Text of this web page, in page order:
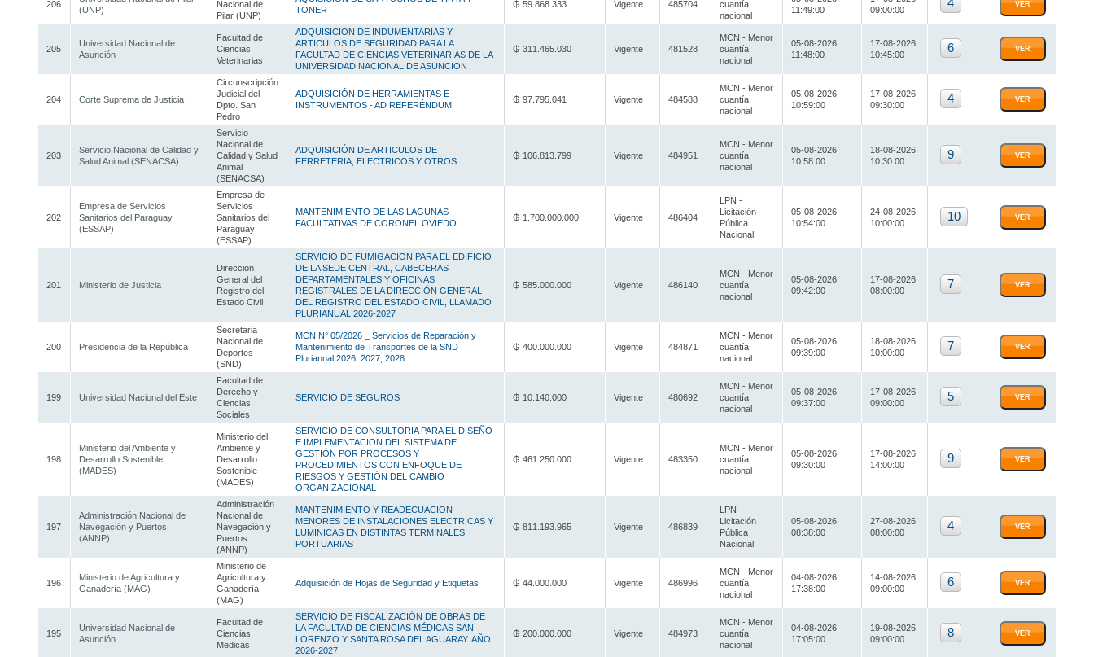
206
(UNP)
Nacional de
Pilar (UNP)
TONER
₲ 59.868.333 Vigente 485704
cuantía
nacional
11:49:00
09:00:00
4 VER
205
Universidad Nacional de
Asunción
Facultad de
Ciencias
Veterinarias
ADQUISICION DE INDUMENTARIAS Y
ARTICULOS DE SEGURIDAD PARA LA
FACULTAD DE CIENCIAS VETERINARIAS DE LA
UNIVERSIDAD NACIONAL DE ASUNCION
₲ 311.465.030 Vigente 481528
MCN - Menor
cuantía
nacional
05-08-2026
11:48:00
17-08-2026
10:45:00
6 VER
204 Corte Suprema de Justicia
Circunscripción
Judicial del
Dpto. San
Pedro
ADQUISICIÓN DE HERRAMIENTAS E
INSTRUMENTOS - AD REFERÉNDUM
₲ 97.795.041 Vigente 484588
MCN - Menor
cuantía
nacional
05-08-2026
10:59:00
17-08-2026
09:30:00
4 VER
203
Servicio Nacional de Calidad y
Salud Animal (SENACSA)
Servicio
Nacional de
Calidad y Salud
Animal
(SENACSA)
ADQUISICIÓN DE ARTICULOS DE
FERRETERIA, ELECTRICOS Y OTROS
₲ 106.813.799 Vigente 484951
MCN - Menor
cuantía
nacional
05-08-2026
10:58:00
18-08-2026
10:30:00
9 VER
202
Empresa de Servicios
Sanitarios del Paraguay
(ESSAP)
Empresa de
Servicios
Sanitarios del
Paraguay
(ESSAP)
MANTENIMIENTO DE LAS LAGUNAS
FACULTATIVAS DE CORONEL OVIEDO
₲ 1.700.000.000 Vigente 486404
LPN -
Licitación
Pública
Nacional
05-08-2026
10:54:00
24-08-2026
10:00:00
10 VER
201 Ministerio de Justicia
Direccion
General del
Registro del
Estado Civil
SERVICIO DE FUMIGACION PARA EL EDIFICIO
DE LA SEDE CENTRAL, CABECERAS
DEPARTAMENTALES Y OFICINAS
REGISTRALES DE LA DIRECCIÓN GENERAL
DEL REGISTRO DEL ESTADO CIVIL, LLAMADO
PLURIANUAL 2026-2027
₲ 585.000.000 Vigente 486140
MCN - Menor
cuantía
nacional
05-08-2026
09:42:00
17-08-2026
08:00:00
7 VER
200 Presidencia de la República
Secretaria
Nacional de
Deportes
(SND)
MCN N° 05/2026 _ Servicios de Reparación y
Mantenimiento de Transportes de la SND
Plurianual 2026, 2027, 2028
₲ 400.000.000 Vigente 484871
MCN - Menor
cuantía
nacional
05-08-2026
09:39:00
18-08-2026
10:00:00
7 VER
199 Universidad Nacional del Este
Facultad de
Derecho y
Ciencias
Sociales
SERVICIO DE SEGUROS ₲ 10.140.000 Vigente 480692
MCN - Menor
cuantía
nacional
05-08-2026
09:37:00
17-08-2026
09:00:00
5 VER
198
Ministerio del Ambiente y
Desarrollo Sostenible
(MADES)
Ministerio del
Ambiente y
Desarrollo
Sostenible
(MADES)
SERVICIO DE CONSULTORIA PARA EL DISEÑO
E IMPLEMENTACION DEL SISTEMA DE
GESTIÓN POR PROCESOS Y
PROCEDIMIENTOS CON ENFOQUE DE
RIESGOS Y GESTIÓN DEL CAMBIO
ORGANIZACIONAL
₲ 461.250.000 Vigente 483350
MCN - Menor
cuantía
nacional
05-08-2026
09:30:00
17-08-2026
14:00:00
9 VER
197
Administración Nacional de
Navegación y Puertos
(ANNP)
Administración
Nacional de
Navegación y
Puertos
(ANNP)
MANTENIMIENTO Y READECUACION
MENORES DE INSTALACIONES ELECTRICAS Y
LUMINICAS EN DISTINTAS TERMINALES
PORTUARIAS
₲ 811.193.965 Vigente 486839
LPN -
Licitación
Pública
Nacional
05-08-2026
08:38:00
27-08-2026
08:00:00
4 VER
196
Ministerio de Agricultura y
Ganadería (MAG)
Ministerio de
Agricultura y
Ganadería
(MAG)
Adquisición de Hojas de Seguridad y Etiquetas ₲ 44.000.000 Vigente 486996
MCN - Menor
cuantía
nacional
04-08-2026
17:38:00
14-08-2026
09:00:00
6 VER
195
Universidad Nacional de
Asunción
Facultad de
Ciencias
Medicas
SERVICIO DE FISCALIZACIÓN DE OBRAS DE
LA FACULTAD DE CIENCIAS MÉDICAS SAN
LORENZO Y SANTA ROSA DEL AGUARAY. AÑO
2026-2027
₲ 200.000.000 Vigente 484973
MCN - Menor
cuantía
nacional
04-08-2026
17:05:00
19-08-2026
09:00:00
8 VER